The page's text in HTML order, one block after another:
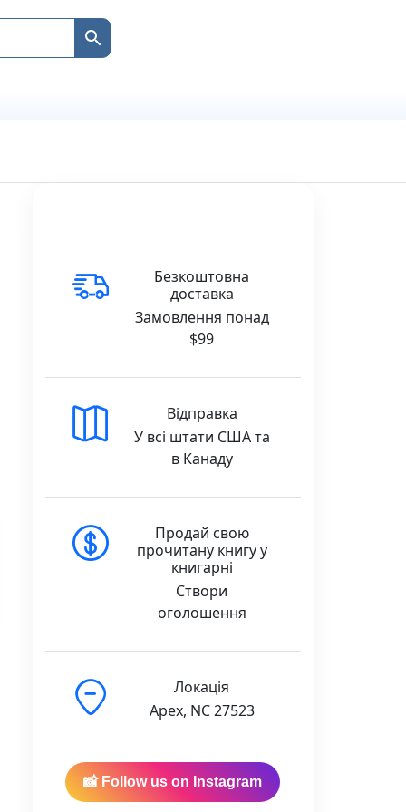
Безкоштовна
доставка
Замовлення понад
$99
Відправка
У всі штати США та
в Канаду
Продай свою
прочитану книгу у
книгарні
Створи
оголошення
Локація
Apex, NC 27523
📸 Follow us on Instagram